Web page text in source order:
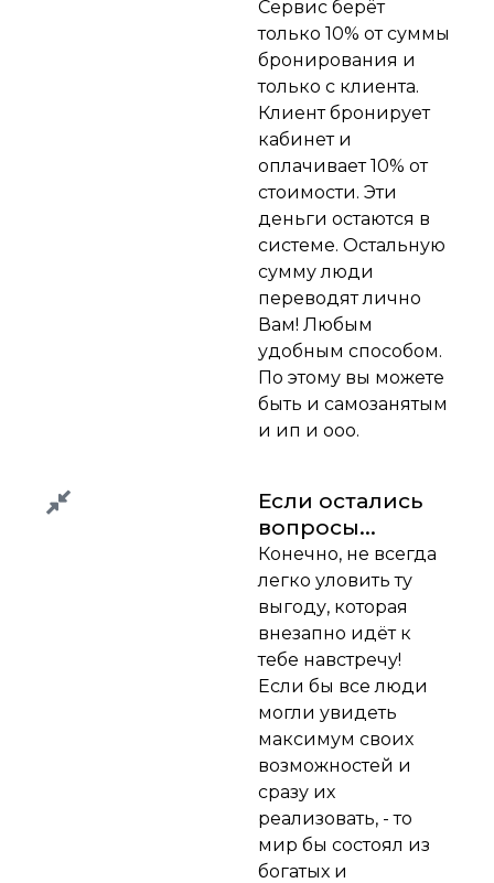
Сервис берёт
только 10% от суммы
бронирования и
только с клиента.
Клиент бронирует
кабинет и
оплачивает 10% от
стоимости. Эти
деньги остаются в
системе. Остальную
сумму люди
переводят лично
Вам! Любым
удобным способом.
По этому вы можете
быть и самозанятым
и ип и ооо.
Если остались
вопросы...
Конечно, не всегда
легко уловить ту
выгоду, которая
внезапно идёт к
тебе навстречу!
Если бы все люди
могли увидеть
максимум своих
возможностей и
сразу их
реализовать, - то
мир бы состоял из
богатых и